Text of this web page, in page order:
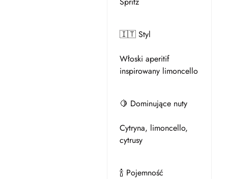
🇮🇹 Styl
Włoski aperitif
inspirowany limoncello
🍋 Dominujące nuty
Cytryna, limoncello,
cytrusy
🍾 Pojemność